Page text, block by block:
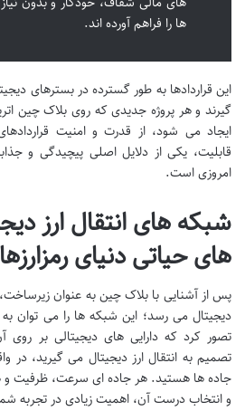
ها را فراهم آورده اند.
این قراردادها به طور گسترده در بسترهای
گیرند و هر پروژه جدیدی که روی بلاک چین
ایجاد می شود، از قدرت و امنیت
قابلیت، یکی از دلایل اصلی پیچیدگی و
امروزی است.
شبکه های انتقال ارز
های حیاتی دنیای رمزارزها
پس از آشنایی با بلاک چین به عنوان
دیجیتال می رسد؛ این شبکه ها را می توان به
تصور کرد که دارایی های دیجیتالی بر
تصمیم به انتقال ارز دیجیتال می گیرید، در
جاده ها هستید. هر جاده ای سرعت، ظرفیت و
و انتخاب درست آن، اهمیت زیادی در تجربه